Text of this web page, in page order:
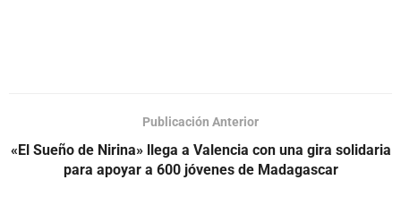
Publicación Anterior
«El Sueño de Nirina» llega a Valencia con una gira solidaria
para apoyar a 600 jóvenes de Madagascar